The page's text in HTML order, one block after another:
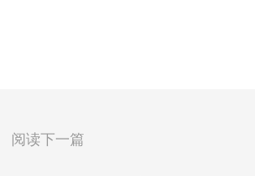
阅读下一篇